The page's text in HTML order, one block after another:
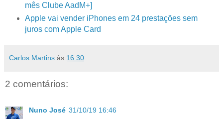
mês Clube AadM+]
Apple vai vender iPhones em 24 prestações sem
juros com Apple Card
Carlos Martins às 16:30
2 comentários:
Nuno José 31/10/19 16:46